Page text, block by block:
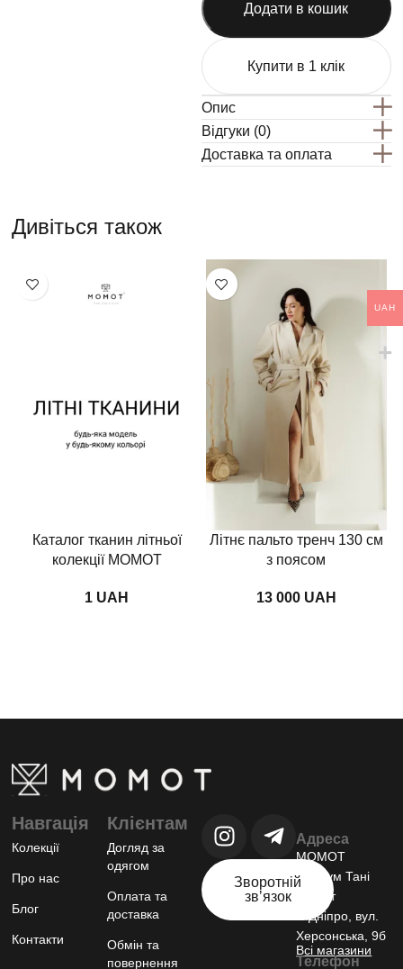
Додати в кошик
Купити в 1 клік
Опис
Відгуки (0)
Доставка та оплата
Дивіться також
Каталог тканин літньої
колекції MOMOT
UAH
Літнє пальто тренч 130 см
з поясом
UAH
Адреса
МОМОТ
шоурум Тані
Момот
м.Дніпро, вул.
Херсонська, 9б
Всі магазини
Телефон
Навгація
Колекції
Про нас
Блог
Контакти
Клієнтам
Догляд за
одягом
Оплата та
доставка
Обмін та
повернення
Зворотній
звʼязок
UAH